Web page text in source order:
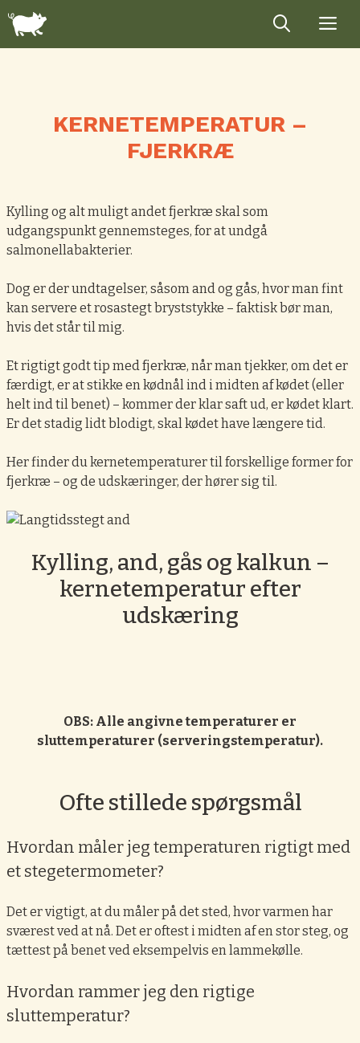
indhold
KERNETEMPERATUR –
FJERKRÆ
Kylling og alt muligt andet fjerkræ skal som
udgangspunkt gennemsteges, for at undgå
salmonellabakterier.
Dog er der undtagelser, såsom and og gås, hvor man fint
kan servere et rosastegt bryststykke – faktisk bør man,
hvis det står til mig.
Et rigtigt godt tip med fjerkræ, når man tjekker, om det er
færdigt, er at stikke en kødnål ind i midten af kødet (eller
helt ind til benet) – kommer der klar saft ud, er kødet klart.
Er det stadig lidt blodigt, skal kødet have længere tid.
Her finder du kernetemperaturer til forskellige former for
fjerkræ – og de udskæringer, der hører sig til.
Kylling, and, gås og kalkun –
kernetemperatur efter
udskæring
OBS: Alle angivne temperaturer er
sluttemperaturer (serveringstemperatur).
Ofte stillede spørgsmål
Hvordan måler jeg temperaturen rigtigt med
et stegetermometer?
Det er vigtigt, at du måler på det sted, hvor varmen har
sværest ved at nå. Det er oftest i midten af en stor steg, og
tættest på benet ved eksempelvis en lammekølle.
Hvordan rammer jeg den rigtige
sluttemperatur?